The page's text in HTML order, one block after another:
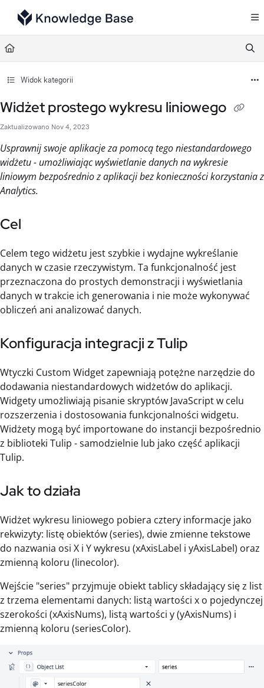
Documentation Index
Fetch the complete documentation index at:
Use this file to discover all available pages before exploring further.
Widok kategorii
Widżet prostego wykresu liniowego
Zaktualizowano Nov 4, 2023
Usprawnij swoje aplikacje za pomocą tego niestandardowego
widżetu - umożliwiając wyświetlanie danych na wykresie
liniowym bezpośrednio z aplikacji bez konieczności korzystania z
Analytics.
Cel
Celem tego widżetu jest szybkie i wydajne wykreślanie
danych w czasie rzeczywistym. Ta funkcjonalność jest
przeznaczona do prostych demonstracji i wyświetlania
danych w trakcie ich generowania i nie może wykonywać
obliczeń ani analizować danych.
Konfiguracja integracji z Tulip
Wtyczki Custom Widget zapewniają potężne narzędzie do
dodawania niestandardowych widżetów do aplikacji.
Widgety umożliwiają pisanie skryptów JavaScript w celu
rozszerzenia i dostosowania funkcjonalności widgetu.
Widżety mogą być importowane do instancji bezpośrednio
z biblioteki Tulip - samodzielnie lub jako część aplikacji
Tulip.
Jak to działa
Widżet wykresu liniowego pobiera cztery informacje jako
rekwizyty: listę obiektów (series), dwie zmienne tekstowe
do nazwania osi X i Y wykresu (xAxisLabel i yAxisLabel) oraz
zmienną koloru (linecolor).
Wejście "series" przyjmuje obiekt tablicy składający się z list
z trzema elementami danych: listą wartości x o pojedynczej
szerokości (xAxisNums), listą wartości y (yAxisNums) i
zmienną koloru (seriesColor).